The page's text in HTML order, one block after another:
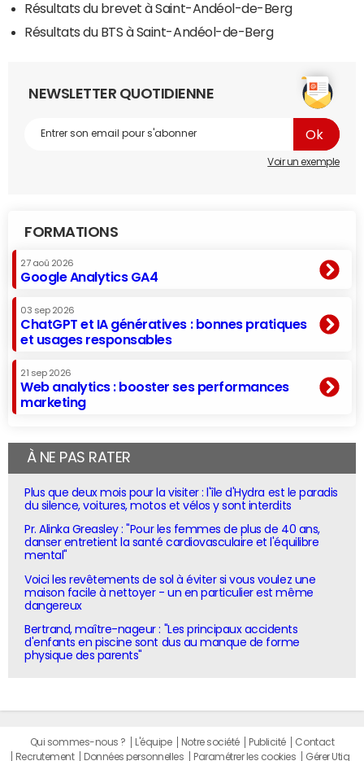
Résultats du brevet à Saint-Andéol-de-Berg
Résultats du BTS à Saint-Andéol-de-Berg
NEWSLETTER QUOTIDIENNE
Voir un exemple
FORMATIONS
27 aoû 2026
Google Analytics GA4
03 sep 2026
ChatGPT et IA génératives : bonnes pratiques
et usages responsables
21 sep 2026
Web analytics : booster ses performances
marketing
À NE PAS RATER
Plus que deux mois pour la visiter : l'île d'Hydra est le paradis
du silence, voitures, motos et vélos y sont interdits
Pr. Alinka Greasley : "Pour les femmes de plus de 40 ans,
danser entretient la santé cardiovasculaire et l'équilibre
mental"
Voici les revêtements de sol à éviter si vous voulez une
maison facile à nettoyer - un en particulier est même
dangereux
Bertrand, maître-nageur : "Les principaux accidents
d'enfants en piscine sont dus au manque de forme
physique des parents"
Qui sommes-nous ? L'équipe Notre société Publicité
Contact
Recrutement
Données personnelles Paramétrer les cookies Gérer Utiq